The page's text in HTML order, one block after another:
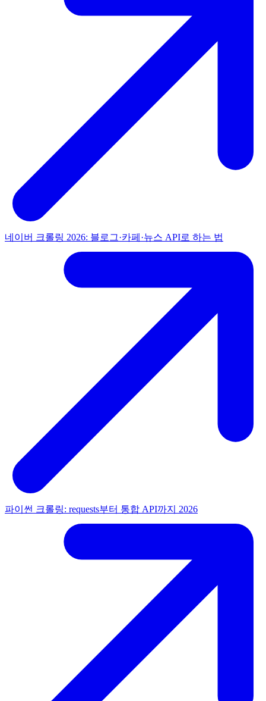
네이버 크롤링 2026: 블로그·카페·뉴스 API로 하는 법
파이썬 크롤링: requests부터 통합 API까지 2026